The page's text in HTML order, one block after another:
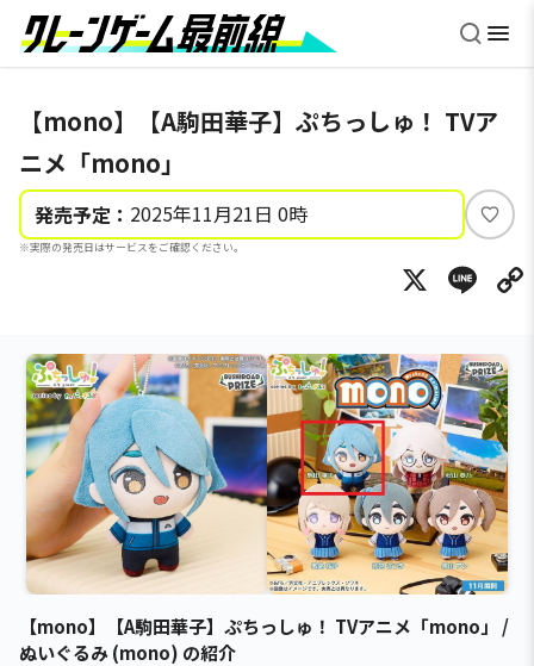
【mono】【A駒田華子】ぷちっしゅ！ TVア
ニメ「mono」
発売予定： 2025年11月21日 0時
※実際の発売日はサービスをご確認ください。
い
ね
X
【mono】【A駒田華子】ぷちっしゅ！ TVアニメ「mono」 /
ぬいぐるみ (mono) の紹介